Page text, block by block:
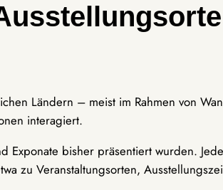
Ländern – meist im Rahmen von
interagiert.
bisher präsentiert wurden.
zu Veranstaltungsorten,